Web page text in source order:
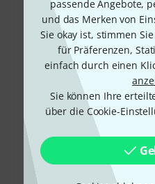
passende Angebote,
und das Merken von
Sie okay ist, stimmen
für Präferenzen,
einfach durch einen
Sie können Ihre
über die Cookie-
34%
KAUFTEN
GENAU DIESES PRODUKT
219 €